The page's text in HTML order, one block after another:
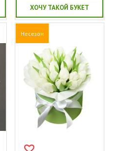
ХОЧУ ТАКОЙ БУКЕТ
Несезон